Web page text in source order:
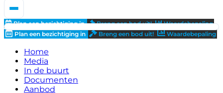
Plan een bezichtiging in Breng een bod uit!
Waardebepaling
Plan een bezichtiging in
Breng een bod uit! Waardebepaling
Home
Media
In de buurt
Documenten
Aanbod